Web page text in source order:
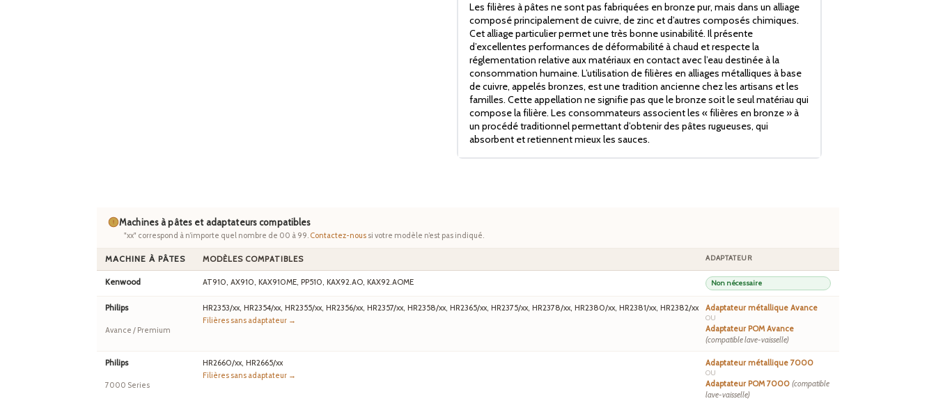
Les filières à pâtes ne sont pas fabriquées en bronze pur, mais dans un alliage
composé principalement de cuivre, de zinc et d’autres composés chimiques.
Cet alliage particulier permet une très bonne usinabilité. Il présente
d’excellentes performances de déformabilité à chaud et respecte la
réglementation relative aux matériaux en contact avec l’eau destinée à la
consommation humaine. L’utilisation de filières en alliages métalliques à base
de cuivre, appelés bronzes, est une tradition ancienne chez les artisans et les
familles. Cette appellation ne signifie pas que le bronze soit le seul matériau qui
compose la filière. Les consommateurs associent les « filières en bronze » à
un procédé traditionnel permettant d’obtenir des pâtes rugueuses, qui
absorbent et retiennent mieux les sauces.
Machines à pâtes et adaptateurs compatibles
"xx" correspond à n’importe quel nombre de 00 à 99. Contactez-nous si votre modèle n’est pas indiqué.
MACHINE À PÂTES MODÈLES COMPATIBLES ADAPTATEUR
Kenwood AT910, AX910, KAX910ME, PP510, KAX92.AO, KAX92.AOME Non nécessaire
Philips
Avance / Premium
HR2353/xx, HR2354/xx, HR2355/xx, HR2356/xx, HR2357/xx, HR2358/xx, HR2365/xx, HR2375/xx, HR2378/xx, HR2380/xx, HR2381/xx, HR2382/xx
Filières sans adaptateur →
Adaptateur métallique Avance
OU
Adaptateur POM Avance
(compatible lave-vaisselle)
Philips
7000 Series
HR2660/xx, HR2665/xx
Filières sans adaptateur →
Adaptateur métallique 7000
OU
Adaptateur POM 7000 (compatible
lave-vaisselle)